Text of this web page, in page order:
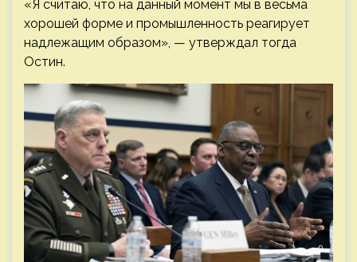
«Я считаю, что на данный момент мы в весьма
хорошей форме и промышленность реагирует
надлежащим образом», — утверждал тогда
Остин.